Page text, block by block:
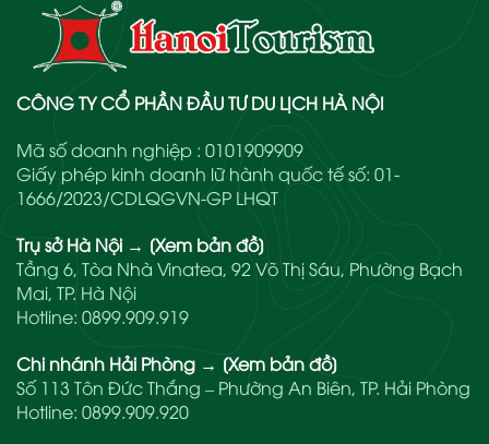
CÔNG TY CỔ PHẦN ĐẦU TƯ DU LỊCH HÀ NỘI
Mã số doanh nghiệp : 0101909909
Giấy phép kinh doanh lữ hành quốc tế số: 01-
1666/2023/CDLQGVN-GP LHQT
Trụ sở Hà Nội → [Xem bản đồ]
Tầng 6, Tòa Nhà Vinatea, 92 Võ Thị Sáu, Phường Bạch
Mai, TP. Hà Nội
Hotline: 0899.909.919
Chi nhánh Hải Phòng → [Xem bản đồ]
Số 113 Tôn Đức Thắng – Phường An Biên, TP. Hải Phòng
Hotline: 0899.909.920